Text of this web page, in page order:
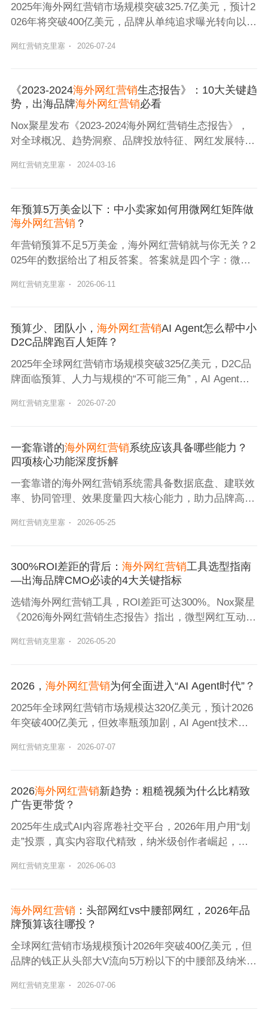
2025年海外网红营销市场规模突破325.7亿美元，预计2
026年将突破400亿美元，品牌从单纯追求曝光转向以转
价值。
网红营销克里塞 · 2026-07-24
《2023-2024海外网红营销生态报告》：10大关键趋
势，出海品牌海外网红营销必看
Nox聚星发布《2023-2024海外网红营销生态报告》，
对全球概况、趋势洞察、品牌投放特征、网红发展特
察，帮助品牌把握网红营销最新动向。
网红营销克里塞 · 2024-03-16
年预算5万美金以下：中小卖家如何用微网红矩阵做
海外网红营销 ？
年营销预算不足5万美金，海外网红营销就与你无关？2
025年的数据给出了相反答案。答案就是四个字：微网
键——例如Nox聚星这类综合性SaaS平台，能帮助品牌
网红营销克里塞 · 2026-06-11
预算少、团队小， 海外网红营销AI Agent怎么帮中小
D2C品牌跑百人矩阵？
2025年全球网红营销市场规模突破325亿美元，D2C品
牌面临预算、人力与规模的“不可能三角”，AI Agent助
网红营销克里塞 · 2026-07-20
一套靠谱的海外网红营销系统应该具备哪些能力？
四项核心功能深度拆解
一套靠谱的海外网红营销系统需具备数据底盘、建联效
率、协同管理、效果度量四大核心能力，助力品牌高效
网红营销克里塞 · 2026-05-25
300%ROI差距的背后： 海外网红营销工具选型指南
—出海品牌CMO必读的4大关键指标
选错海外网红营销工具，ROI差距可达300%。Nox聚星
《2026海外网红营销生态报告》指出，微型网红互动率
盘四维度，为出海CMO拆解关键选型指标。
网红营销克里塞 · 2026-05-20
2026， 海外网红营销为何全面进入“AI Agent时代”？
2025年全球网红营销市场规模达320亿美元，预计2026
年突破400亿美元，但效率瓶颈加剧，AI Agent技术逐
网红营销克里塞 · 2026-07-07
2026海外网红营销新趋势：粗糙视频为什么比精致
广告更带货？
2025年生成式AI内容席卷社交平台，2026年用户用“划
走”投票，真实内容取代精致，纳米级创作者崛起，推
网红营销克里塞 · 2026-06-03
海外网红营销 ：头部网红vs中腰部网红，2026年品
牌预算该往哪投？
全球网红营销市场规模预计2026年突破400亿美元，但
品牌的钱正从头部大V流向5万粉以下的中腰部及纳米网
算占比已从2022年的20%升至60%以上。本文Nox聚星
网红营销克里塞 · 2026-07-06